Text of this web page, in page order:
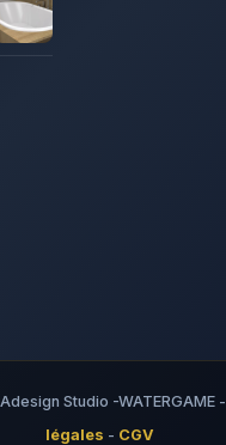
Studio -WATERGAME -
légales - CGV